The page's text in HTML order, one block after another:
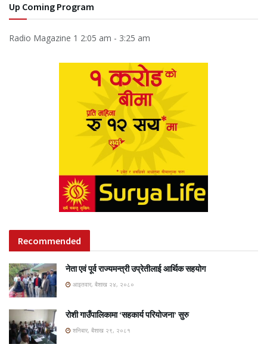
Up Coming Program
Radio Magazine 1 2:05 am - 3:25 am
Recommended
नेता एवं पूर्व राज्यमन्त्री उप्रेतीलाई आर्थिक सहयोग
आइतवार, बैशाख २४, २०८०
रोशी गाउँपालिकामा ‘सहकार्य परियोजना’ सुरु
शनिबार, बैशाख २९, २०८१